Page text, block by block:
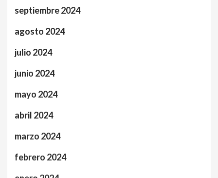
septiembre 2024
agosto 2024
julio 2024
junio 2024
mayo 2024
abril 2024
marzo 2024
febrero 2024